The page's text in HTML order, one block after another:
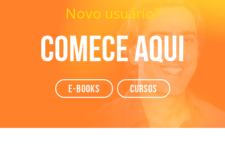
Novo usuário?
Comece aqui
e-books Cursos